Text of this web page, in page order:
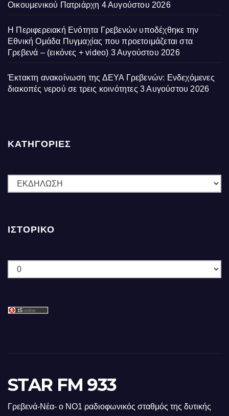
Οικουμενικού Πατριάρχη 4 Αυγούστου 2026
Η Περιφερειακή Ενότητα Γρεβενών υποδέχθηκε την
Εθνική Ομάδα Πυγμαχίας που προετοιμάζεται στα
Γρεβενά – (εικόνες + video) 3 Αυγούστου 2026
Έκτακτη ανακοίνωση της ΔΕΥΑ Γρεβενών: Ενδεχόμενες
διακοπές νερού σε τρεις κοινότητες 3 Αυγούστου 2026
ΚΑΤΗΓΟΡΙΕΣ
ΚΑΤΗΓΟΡΙΕΣ
ΙΣΤΟΡΙΚΌ
Ιστορικό
STAR FM 933
Γρεβενά-Νέα- ο ΝΟ1 ραδιοφωνικός σταθμός της δυτικής